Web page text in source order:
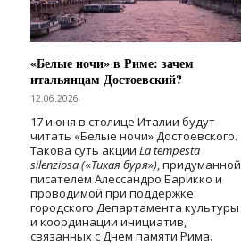
«Белые ночи» в Риме: зачем
итальянцам Достоевский?
12.06.2026
17 июня в столице Италии будут
читать «Белые ночи» Достоевского.
Такова суть акции La tempesta
silenziosa («Тихая буря»), придуманной
писателем Алессандро Барикко и
проводимой при поддержке
городского Департамента культуры
и координации инициатив,
связанных с Днем памяти Рима.